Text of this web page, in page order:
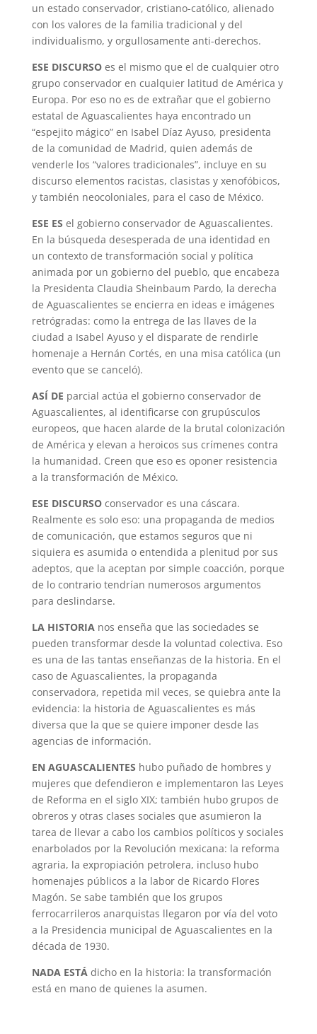
un estado conservador, cristiano-católico, alienado
con los valores de la familia tradicional y del
individualismo, y orgullosamente anti-derechos.
ESE DISCURSOes el mismo que el de cualquier otro
grupo conservador en cualquier latitud de América y
Europa. Por eso no es de extrañar que el gobierno
estatal de Aguascalientes haya encontrado un
“espejito mágico” en Isabel Díaz Ayuso, presidenta
de la comunidad de Madrid, quien además de
venderle los “valores tradicionales”, incluye en su
discurso elementos racistas, clasistas y xenofóbicos,
y también neocoloniales, para el caso de México.
ESE ES el gobierno conservador de Aguascalientes.
En la búsqueda desesperada de una identidad en
un contexto de transformación social y política
animada por un gobierno del pueblo, que encabeza
la Presidenta Claudia Sheinbaum Pardo, la derecha
de Aguascalientes se encierra en ideas e imágenes
retrógradas: como la entrega de las llaves de la
ciudad a Isabel Ayuso y el disparate de rendirle
homenaje a Hernán Cortés, en una misa católica (un
evento que se canceló).
ASÍ DE parcial actúa el gobierno conservador de
Aguascalientes, al identificarse con grupúsculos
europeos, que hacen alarde de la brutal colonización
de América y elevan a heroicos sus crímenes contra
la humanidad. Creen que eso es oponer resistencia
a la transformación de México.
ESE DISCURSOconservador es una cáscara.
Realmente es solo eso: una propaganda de medios
de comunicación, que estamos seguros que ni
siquiera es asumida o entendida a plenitud por sus
adeptos, que la aceptan por simple coacción, porque
de lo contrario tendrían numerosos argumentos
para deslindarse.
LA HISTORIA nos enseña que las sociedades se
pueden transformar desde la voluntad colectiva. Eso
es una de las tantas enseñanzas de la historia. En el
caso de Aguascalientes, la propaganda
conservadora, repetida mil veces, se quiebra ante la
evidencia: la historia de Aguascalientes es más
diversa que la que se quiere imponer desde las
agencias de información.
EN AGUASCALIENTES hubo puñado de hombres y
mujeres que defendieron e implementaron las Leyes
de Reforma en el siglo XIX; también hubo grupos de
obreros y otras clases sociales que asumieron la
tarea de llevar a cabo los cambios políticos y sociales
enarbolados por la Revolución mexicana: la reforma
agraria, la expropiación petrolera, incluso hubo
homenajes públicos a la labor de Ricardo Flores
Magón. Se sabe también que los grupos
ferrocarrileros anarquistas llegaron por vía del voto
a la Presidencia municipal de Aguascalientes en la
década de 1930.
NADA ESTÁ dicho en la historia: la transformación
está en mano de quienes la asumen.